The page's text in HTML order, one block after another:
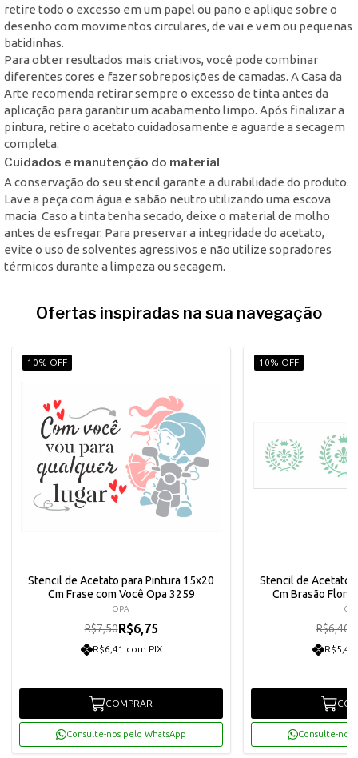
retire todo o excesso em um papel ou pano e aplique sobre o
desenho com movimentos circulares, de vai e vem ou pequenas
batidinhas.
Para obter resultados mais criativos, você pode combinar
diferentes cores e fazer sobreposições de camadas. A Casa da
Arte recomenda retirar sempre o excesso de tinta antes da
aplicação para garantir um acabamento limpo. Após finalizar a
pintura, retire o acetato cuidadosamente e aguarde a secagem
completa.
Cuidados e manutenção do material
A conservação do seu stencil garante a durabilidade do produto.
Lave a peça com água e sabão neutro utilizando uma escova
macia. Caso a tinta tenha secado, deixe o material de molho
antes de esfregar. Para preservar a integridade do acetato,
evite o uso de solventes agressivos e não utilize sopradores
térmicos durante a limpeza ou secagem.
Ofertas inspiradas na sua navegação
10% OFF
Stencil de Acetato para Pintura 15x20
Cm Frase com Você Opa 3259
OPA
R$7,50R$6,75
R$6,41 com PIX
COMPRAR
Consulte-nos pelo WhatsApp
10% OFF
Stencil de Acetato
Cm Brasão Flor
R$6,40
R$5,47
Consulte-nos